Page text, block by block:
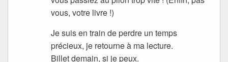
vous, votre livre !)
Je suis en train de perdre un temps
précieux, je retourne à ma lecture.
Billet demain, si je peux.